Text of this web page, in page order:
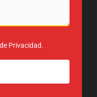
Privacidad.